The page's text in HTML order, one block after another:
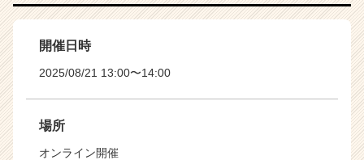
開催日時
2025/08/21 13:00〜14:00
場所
オンライン開催